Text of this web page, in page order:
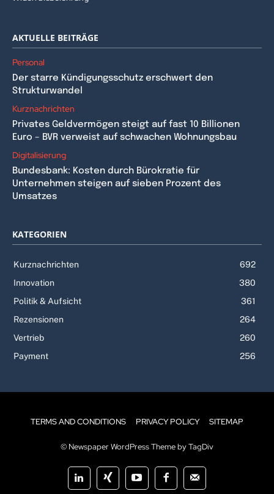
AKTUELLE BEITRÄGE
Personal
Der starre Kündigungsschutz erschwert den
Strukturwandel
Kurznachrichten
Privates Geldvermögen steigt auf fast 10 Billionen
Euro – BVR verweist auf schwachen Wohnungsbau
Digitalisierung
Bundesbank: Kosten durch Bürokratie für
Unternehmen steigen auf sieben Prozent des
Umsatzes
KATEGORIEN
Kurznachrichten
692
Innovation
380
Politik & Aufsicht
361
Rezensionen
264
Vertrieb
260
Payment
256
TERMS AND CONDITIONS PRIVACY POLICY SITEMAP
© Newspaper WordPress Theme by TagDiv